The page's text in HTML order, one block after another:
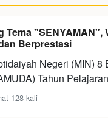
Tema
Berprestasi
Negeri (MIN)
Tahun
128 kali